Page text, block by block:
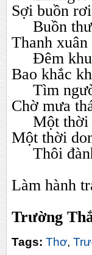
Sợi buồn
Buồn
Thanh
Đêm
Bao khắc
Tìm
Chờ mưa
Một thời
Một thời
Thôi
Làm hành
Trường
Tags: Thơ,